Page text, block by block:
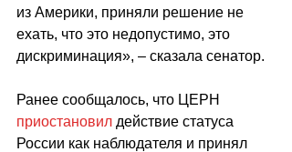
из Америки, приняли решение не
ехать, что это недопустимо, это
дискриминация», – сказала сенатор.
Ранее сообщалось, что ЦЕРН
приостановил действие статуса
России как наблюдателя и принял